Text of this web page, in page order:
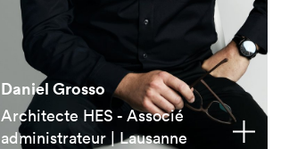
Daniel Grosso
Architecte HES - Associé
administrateur | Lausanne